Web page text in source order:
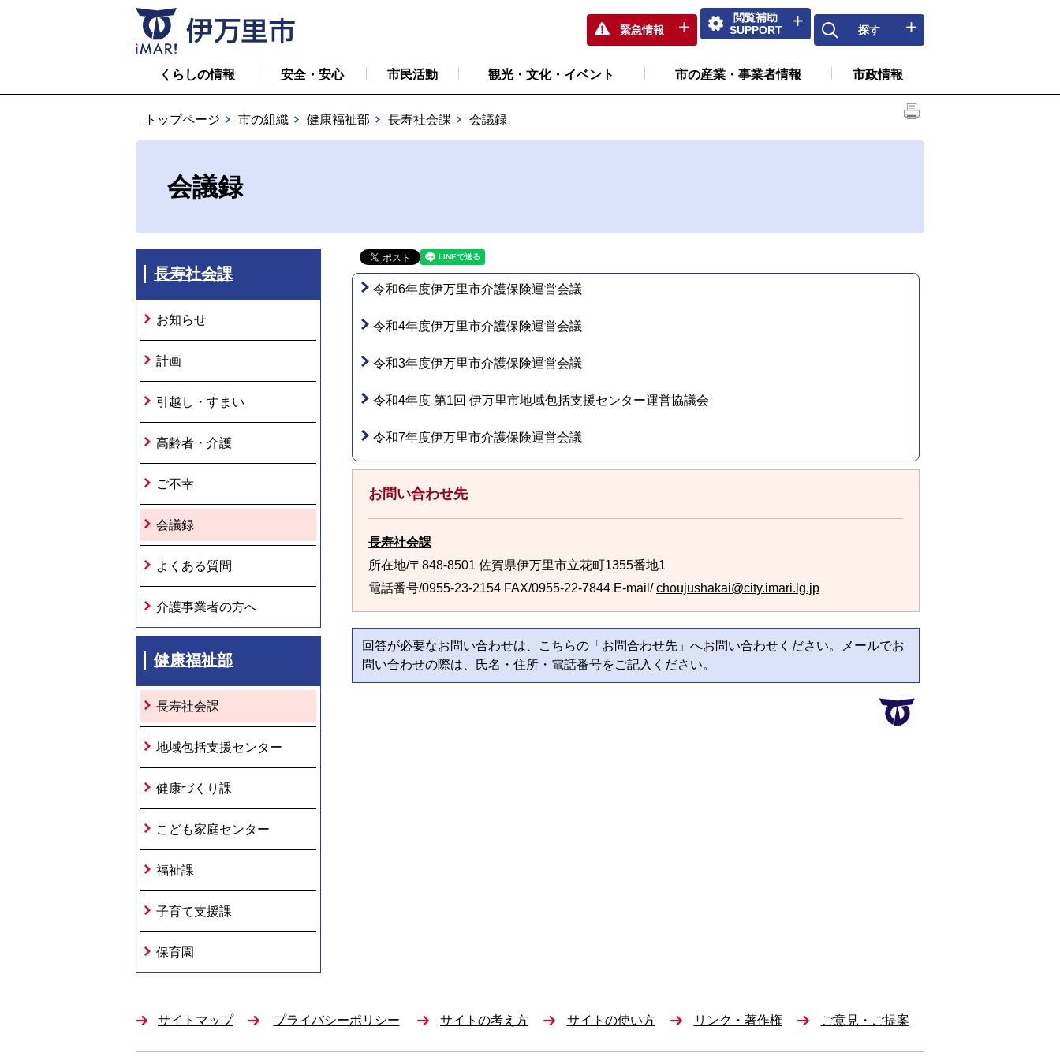
緊急情報
閲覧補助
SUPPORT
探す
くらしの情報 安全・安心 市民活動 観光・文化・イベント 市の産業・事業者情報 市政情報
トップページ 市の組織 健康福祉部 長寿社会課 会議録
会議録
長寿社会課
お知らせ
計画
引越し・すまい
高齢者・介護
ご不幸
会議録
よくある質問
介護事業者の方へ
健康福祉部
長寿社会課
地域包括支援センター
健康づくり課
こども家庭センター
福祉課
子育て支援課
保育園
令和6年度伊万里市介護保険運営会議
令和4年度伊万里市介護保険運営会議
令和3年度伊万里市介護保険運営会議
令和4年度 第1回 伊万里市地域包括支援センター運営協議会
令和7年度伊万里市介護保険運営会議
お問い合わせ先
長寿社会課
所在地/〒848-8501 佐賀県伊万里市立花町1355番地1
電話番号/0955-23-2154 FAX/0955-22-7844 E-mail/choujushakai@city.imari.lg.jp
回答が必要なお問い合わせは、こちらの「お問合わせ先」へお問い合わせください。メールでお
問い合わせの際は、氏名・住所・電話番号をご記入ください。
サイトマップ プライバシーポリシー サイトの考え方 サイトの使い方 リンク・著作権 ご意見・ご提案